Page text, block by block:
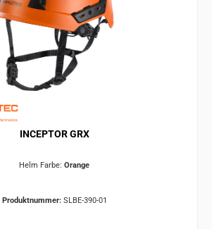
INCEPTOR GRX
Helm Farbe: Orange
Produktnummer: SLBE-390-01